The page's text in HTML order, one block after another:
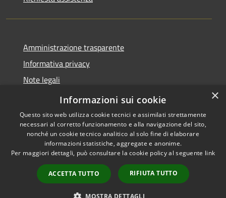
Amministrazione trasparente
Informativa privacy
Note legali
Dichiarazione di accessibilità
Accessibilità
Copyright © 2026 • Comune di
Ostra Vetere • Powered by
Municipium•
Accesso
redazione
×
Informazioni sui cookie
Questo sito web utilizza cookie tecnici e assimilati strettamente
necessari al corretto funzionamento e alla navigazione del sito,
nonché un cookie tecnico analitico al solo fine di elaborare
informazioni statistiche, aggregate e anonime.
Per maggiori dettagli, può consultare la cookie policy al seguente link
ACCETTA TUTTO RIFIUTA TUTTO
MOSTRA DETTAGLI